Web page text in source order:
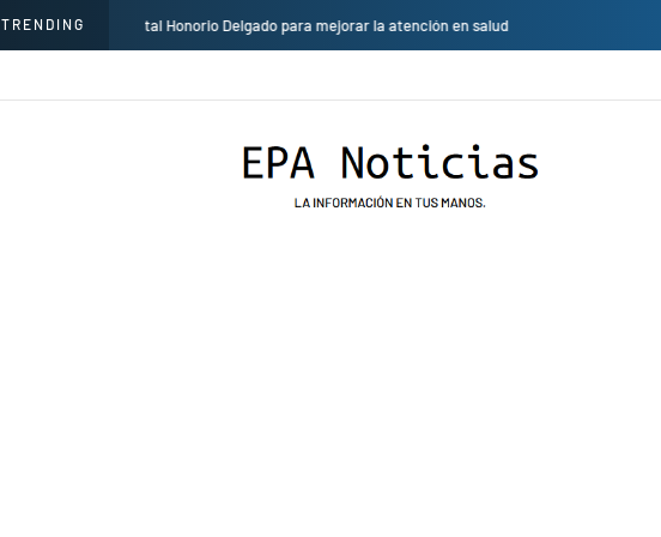
TRENDING Cambio de sede: Vicentico y Los Fabulosos Cadillacs se presentarán en el